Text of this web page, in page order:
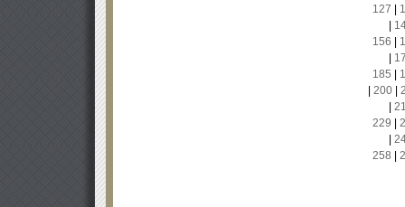
127
156
185
200|
229
258